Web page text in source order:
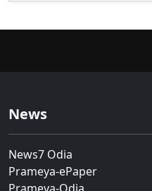
News
News7 Odia
Prameya-ePaper
Prameya-Odia